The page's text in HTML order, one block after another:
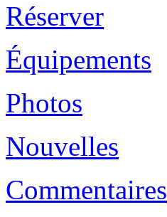
Réserver
Équipements
Photos
Nouvelles
Commentaires